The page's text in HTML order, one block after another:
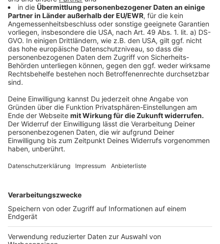
als Vorbild für Nachhaltigkeit vorgestellt wird. Eine
Empfehlung aus der Erwachsenenbildung – „Das müsst
ihr euch mal ansehen!“ – brachte schließlich den Stein
ins Rollen. So wurde aus einer Inspiration ein fester
Bestandteil des Schulprogramms.
Im Bioenergiepark Saerbeck stehen die Jugendlichen
nun direkt unter Windrädern, testen, welche
Haushaltsgeräte mit einem Balkonkraftwerk laufen,
und erleben im Energiesparhaus, wie Klimaschutz im
Alltag funktioniert. Diese Erfahrungen sind mehr als
Unterricht – sie machen Mut, Verantwortung zu
übernehmen und zeigen, dass eine klimafreundliche
Zukunft schon heute beginnt.